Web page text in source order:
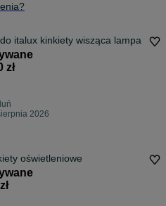
italux kinkiety wisząca lampa
zł
2026
oświetleniowe